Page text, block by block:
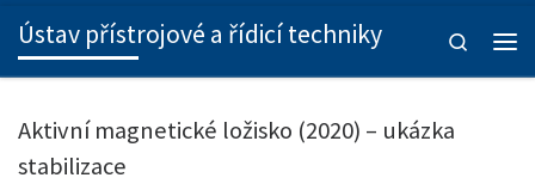
Skip to content
Ústav přístrojové a řídicí techniky
Search
Aktivní magnetické ložisko (2020) – ukázka
stabilizace